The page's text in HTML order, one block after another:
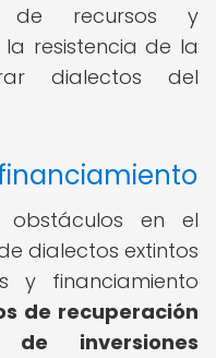
de recursos y
resistencia de la
dialectos del
obstáculos en el
dialectos extintos
financiamiento
de recuperación
de inversiones